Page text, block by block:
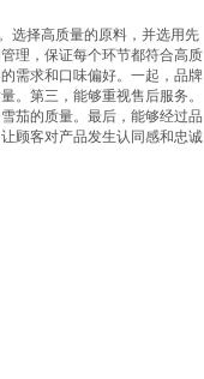
选择高质量的原料，并选用先
理，保证每个环节都符合高质
需求和口味偏好。一起，品牌
。第三，能够重视售后服务。
茄的质量。最后，能够经过品
顾客对产品发生认同感和忠诚